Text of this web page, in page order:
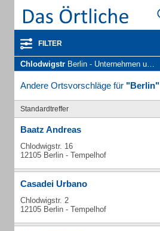
FILTER
Chlodwigstr Berlin - Unternehmen und Personen
Andere Ortsvorschläge für "Berlin"
Standardtreffer
Baatz Andreas
Chlodwigstr. 16
12105 Berlin - Tempelhof
Casadei Urbano
Chlodwigstr. 2
12105 Berlin - Tempelhof